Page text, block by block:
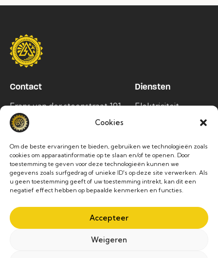
Cookies
Om de beste ervaringen te bieden, gebruiken we technologieën zoals
cookies om apparaatinformatie op te slaan en/of te openen. Door
toestemming te geven voor deze technologieën kunnen we
gegevens zoals surfgedrag of unieke ID's op deze site verwerken. Als
u geen toestemming geeft of uw toestemming intrekt, kan dit een
negatief effect hebben op bepaalde kenmerken en functies.
Accepteer
Weigeren
Contact
Frans van der steenstraat 191,
1750 Lennik
02 486 63 76
Diensten
Elektriciteit
Laadpalen
Socials